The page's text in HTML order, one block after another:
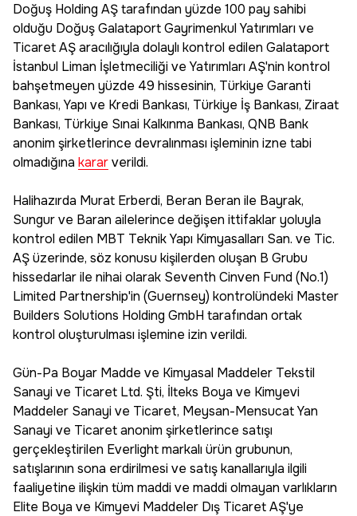
Doğuş Holding AŞ tarafından yüzde 100 pay sahibi
olduğu Doğuş Galataport Gayrimenkul Yatırımları ve
Ticaret AŞ aracılığıyla dolaylı kontrol edilen Galataport
İstanbul Liman İşletmeciliği ve Yatırımları AŞ'nin kontrol
bahşetmeyen yüzde 49 hissesinin, Türkiye Garanti
Bankası, Yapı ve Kredi Bankası, Türkiye İş Bankası, Ziraat
Bankası, Türkiye Sınai Kalkınma Bankası, QNB Bank
anonim şirketlerince devralınması işleminin izne tabi
olmadığına kararverildi.
Halihazırda Murat Erberdi, Beran Beran ile Bayrak,
Sungur ve Baran ailelerince değişen ittifaklar yoluyla
kontrol edilen MBT Teknik Yapı Kimyasalları San. ve Tic.
AŞ üzerinde, söz konusu kişilerden oluşan B Grubu
hissedarlar ile nihai olarak Seventh Cinven Fund (No.1)
Limited Partnership'in (Guernsey) kontrolündeki Master
Builders Solutions Holding GmbH tarafından ortak
kontrol oluşturulması işlemine izin verildi.
Gün-Pa Boyar Madde ve Kimyasal Maddeler Tekstil
Sanayi ve Ticaret Ltd. Şti, İlteks Boya ve Kimyevi
Maddeler Sanayi ve Ticaret, Meysan-Mensucat Yan
Sanayi ve Ticaret anonim şirketlerince satışı
gerçekleştirilen Everlight markalı ürün grubunun,
satışlarının sona erdirilmesi ve satış kanallarıyla ilgili
faaliyetine ilişkin tüm maddi ve maddi olmayan varlıkların
Elite Boya ve Kimyevi Maddeler Dış Ticaret AŞ'ye